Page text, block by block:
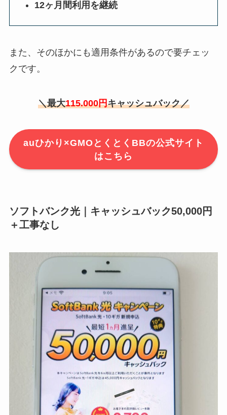
12ヶ月間利用を継続
また、そのほかにも適用条件があるので要チェッ
クです。
＼最大115.000円キャッシュバック／
auひかり×GMOとくとくBBの公式サイト
はこちら
ソフトバンク光｜キャッシュバック50,000円
＋工事なし